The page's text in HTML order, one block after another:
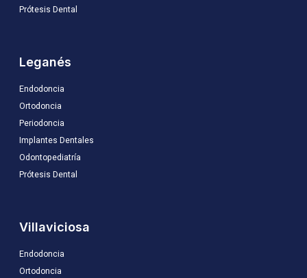
Prótesis Dental
Leganés
Endodoncia
Ortodoncia
Periodoncia
Implantes Dentales
Odontopediatría
Prótesis Dental
Villaviciosa
Endodoncia
Ortodoncia